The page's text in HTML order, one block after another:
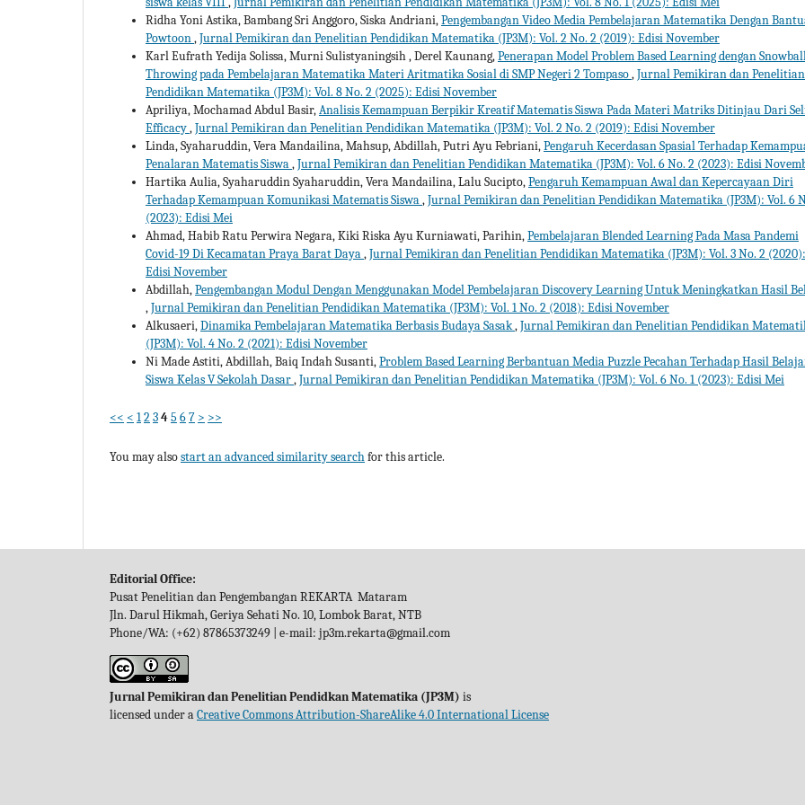
Ridha Yoni Astika, Bambang Sri Anggoro, Siska Andriani,Pengembangan Video Media Pembelajaran Matematika Dengan
Powtoon,Jurnal Pemikiran dan Penelitian Pendidikan Matematika (JP3M): Vol. 2 No. 2 (2019): Edisi November
Karl Eufrath Yedija Solissa, Murni Sulistyaningsih , Derel Kaunang,Penerapan Model Problem Based Learning dengan
Throwing pada Pembelajaran Matematika Materi Aritmatika Sosial di SMP Negeri 2 Tompaso,Jurnal Pemikiran dan Penelitian
Pendidikan Matematika (JP3M): Vol. 8 No. 2 (2025): Edisi November
Apriliya, Mochamad Abdul Basir,Analisis Kemampuan Berpikir Kreatif Matematis Siswa Pada Materi Matriks Ditinjau Dari
Efficacy,Jurnal Pemikiran dan Penelitian Pendidikan Matematika (JP3M): Vol. 2 No. 2 (2019): Edisi November
Linda, Syaharuddin, Vera Mandailina, Mahsup, Abdillah, Putri Ayu Febriani,Pengaruh Kecerdasan Spasial Terhadap
Penalaran Matematis Siswa,Jurnal Pemikiran dan Penelitian Pendidikan Matematika (JP3M): Vol. 6 No. 2 (2023): Edisi
Hartika Aulia, Syaharuddin Syaharuddin, Vera Mandailina, Lalu Sucipto,Pengaruh Kemampuan Awal dan Kepercayaan Diri
Terhadap Kemampuan Komunikasi Matematis Siswa,Jurnal Pemikiran dan Penelitian Pendidikan Matematika (JP3M): Vol. 6
(2023): Edisi Mei
Ahmad, Habib Ratu Perwira Negara, Kiki Riska Ayu Kurniawati, Parihin,Pembelajaran Blended Learning Pada Masa Pandemi
Covid-19 Di Kecamatan Praya Barat Daya,Jurnal Pemikiran dan Penelitian Pendidikan Matematika (JP3M): Vol. 3 No. 2 (2020):
Edisi November
Abdillah,Pengembangan Modul Dengan Menggunakan Model Pembelajaran Discovery Learning Untuk Meningkatkan Hasil
,Jurnal Pemikiran dan Penelitian Pendidikan Matematika (JP3M): Vol. 1 No. 2 (2018): Edisi November
Alkusaeri,Dinamika Pembelajaran Matematika Berbasis Budaya Sasak,Jurnal Pemikiran dan Penelitian Pendidikan
(JP3M): Vol. 4 No. 2 (2021): Edisi November
Ni Made Astiti, Abdillah, Baiq Indah Susanti,Problem Based Learning Berbantuan Media Puzzle Pecahan Terhadap Hasil
Siswa Kelas V Sekolah Dasar,Jurnal Pemikiran dan Penelitian Pendidikan Matematika (JP3M): Vol. 6 No. 1 (2023): Edisi Mei
<< < 12345 67 > >>
You may alsostart an advanced similarity searchfor this article.
Editorial Office:
Pusat Penelitian dan Pengembangan REKARTA Mataram
Jln. Darul Hikmah, Geriya Sehati No. 10, Lombok Barat, NTB
Phone/WA: (+62) 87865373249 | e-mail: jp3m.rekarta@gmail.com
Jurnal Pemikiran dan Penelitian Pendidkan Matematika (JP3M) is
licensed under aCreative Commons Attribution-ShareAlike 4.0 International License